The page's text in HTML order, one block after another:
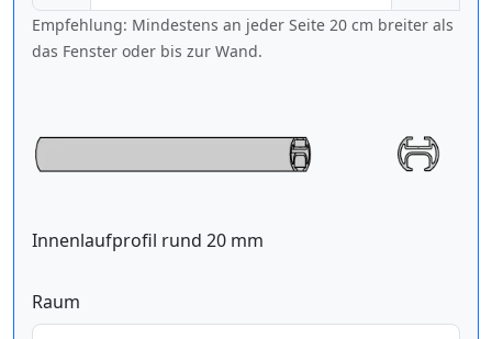
Empfehlung: Mindestens an jeder Seite 20 cm breiter als
das Fenster oder bis zur Wand.
Innenlaufprofil rund 20 mm
Raum